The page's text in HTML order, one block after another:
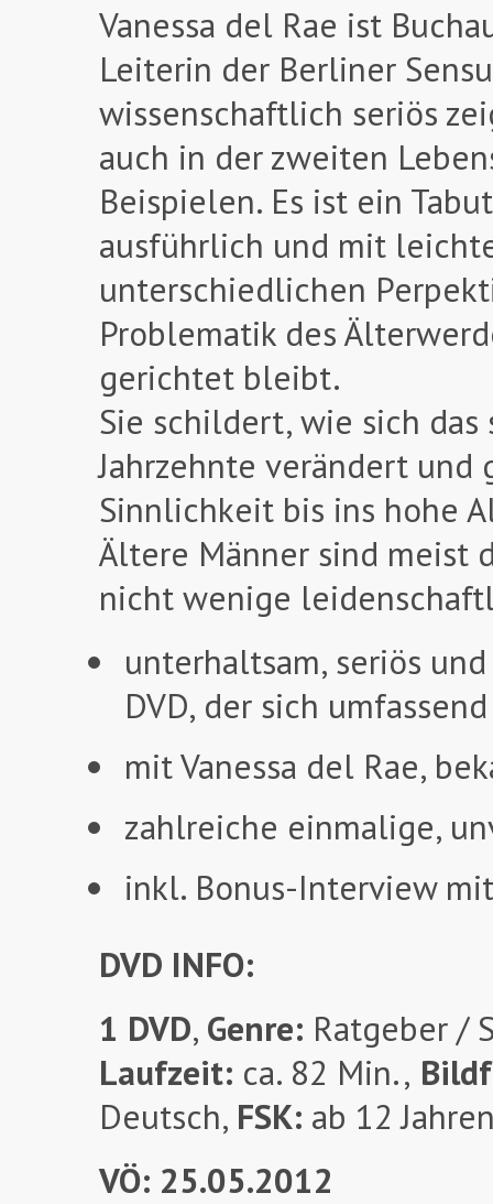
Vanessa del Rae ist
Leiterin der Berliner
wissenschaftlich seriös
auch in der zweiten
Beispielen. Es ist ein
ausführlich und mit
unterschiedlichen
Problematik des
gerichtet bleibt.
Sie schildert, wie sich
Jahrzehnte verändert
Sinnlichkeit bis ins hohe
Ältere Männer sind meist
nicht wenige
unterhaltsam, seriös
DVD, der sich
mit Vanessa del Rae,
zahlreiche einmalige,
inkl. Bonus-Interview
DVD INFO:
1 DVD, Genre: Ratgeber /
Laufzeit: ca. 82 Min.,
Deutsch, FSK: ab 12
VÖ: 25.05.2012